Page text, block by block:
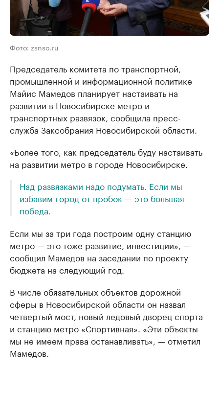
Фото: zsnso.ru
Председатель комитета по транспортной,
промышленной и информационной политике
Майис Мамедов планирует настаивать на
развитии в Новосибирске метро и
транспортных развязок, сообщила пресс-
служба Заксобрания Новосибирской области.
«Более того, как председатель буду настаивать
на развитии метро в городе Новосибирске.
Над развязками надо подумать. Если мы
избавим город от пробок — это большая
победа.
Если мы за три года построим одну станцию
метро — это тоже развитие, инвестиции», —
сообщил Мамедов на заседании по проекту
бюджета на следующий год.
В числе обязательных объектов дорожной
сферы в Новосибирской области он назвал
четвертый мост, новый ледовый дворец спорта
и станцию метро «Спортивная». «Эти объекты
мы не имеем права останавливать», — отметил
Мамедов.